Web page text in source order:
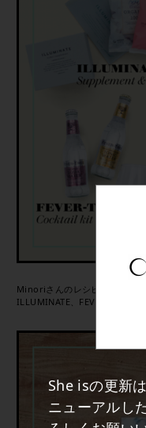
She isの更新
ニューアルし
Minoriさんのレシピポスター
ILLUMINATE、FEVER-TREE